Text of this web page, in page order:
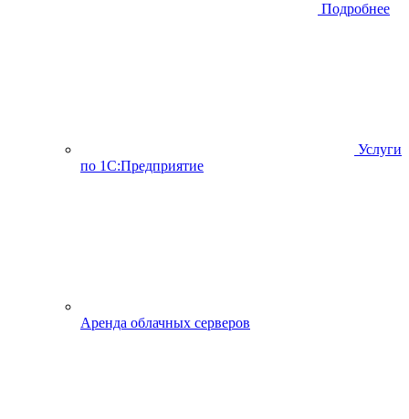
Подробнее
Услуги
по 1С:Предприятие
Аренда облачных серверов